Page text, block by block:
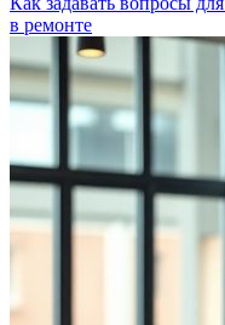
в ремонте